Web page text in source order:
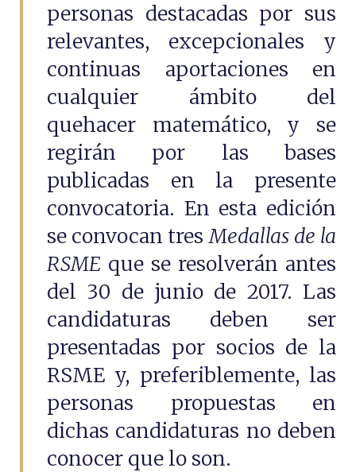
personas destacadas por sus
relevantes, excepcionales y
continuas aportaciones en
cualquier ámbito del
quehacer matemático, y se
regirán por las bases
publicadas en la presente
convocatoria. En esta edición
se convocan tresMedallas de la
RSME que se resolverán antes
del 30 de junio de 2017. Las
candidaturas deben ser
presentadas por socios de la
RSME y, preferiblemente, las
personas propuestas en
dichas candidaturas no deben
conocer que lo son.